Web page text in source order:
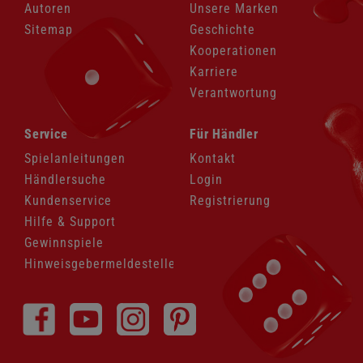
Autoren
Sitemap
Unsere Marken
Geschichte
Kooperationen
Karriere
Verantwortung
Navigation
überspringen
Service
Spielanleitungen
Händlersuche
Kundenservice
Hilfe & Support
Gewinnspiele
Hinweisgebermeldestelle
Navigation
überspringen
Für Händler
Kontakt
Login
Registrierung
überspringen